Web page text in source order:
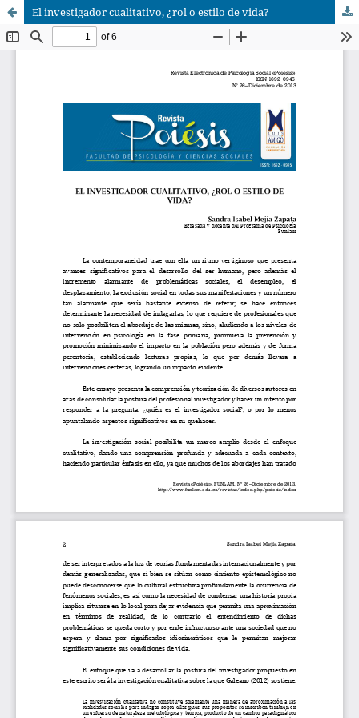
El investigador cualitativo, ¿rol o estilo de vida?